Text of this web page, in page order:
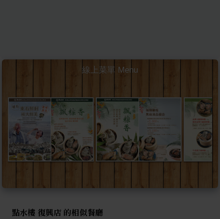
線上菜單 Menu
點水樓 復興店 的相似餐廳